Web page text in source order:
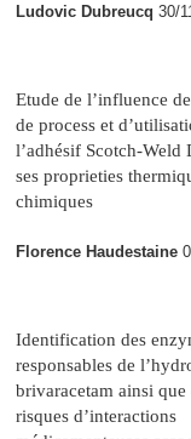
Ludovic Dubreucq 30/
Etude de l’influence
de process et
l’adhésif Scotch-Weld
ses proprieties
chimiques
Florence Haudestaine
Identification des
responsables de
brivaracetam ainsi que
risques d’interactions